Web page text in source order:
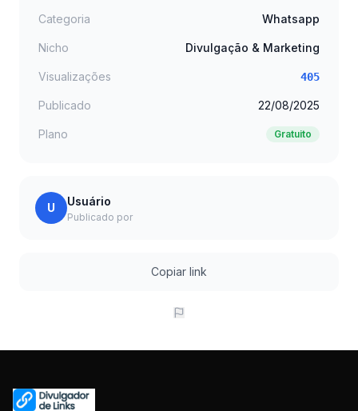
Categoria Whatsapp
Nicho Divulgação & Marketing
Visualizações 405
Publicado 22/08/2025
Plano Gratuito
U Usuário
Publicado por
Copiar link